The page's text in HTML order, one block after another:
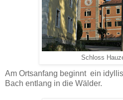
Schloss
Am Ortsanfang beginnt ein
Bach entlang in die Wälder.